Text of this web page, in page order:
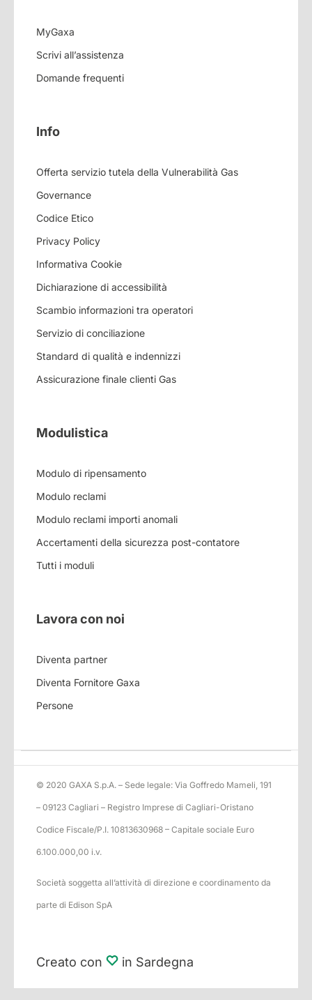
MyGaxa
Scrivi all’assistenza
Domande frequenti
Info
Offerta servizio tutela della Vulnerabilità Gas
Governance
Codice Etico
Privacy Policy
Informativa Cookie
Dichiarazione di accessibilità
Scambio informazioni tra operatori
Servizio di conciliazione
Standard di qualità e indennizzi
Assicurazione finale clienti Gas
Modulistica
Modulo di ripensamento
Modulo reclami
Modulo reclami importi anomali
Accertamenti della sicurezza post-contatore
Tutti i moduli
Lavora con noi
Diventa partner
Diventa Fornitore Gaxa
Persone
© 2020 GAXA S.p.A. – Sede legale: Via Goffredo Mameli, 191
– 09123 Cagliari – Registro Imprese di Cagliari-Oristano
Codice Fiscale/P.I. 10813630968 – Capitale sociale Euro
6.100.000,00 i.v.
Società soggetta all’attività di direzione e coordinamento da
parte di Edison SpA
Creato con in Sardegna